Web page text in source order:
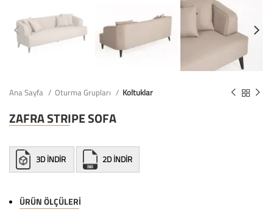
Ana Sayfa Oturma Grupları Koltuklar
ZAFRA STRIPE SOFA
3D İNDİR 2D İNDİR
ÜRÜN ÖLÇÜLERI